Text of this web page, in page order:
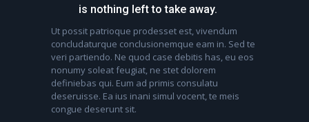
is nothing left to take away.
Ut possit patrioque prodesset est, vivendum
concludaturque conclusionemque eam in. Sed te
veri partiendo. Ne quod case debitis has, eu eos
nonumy soleat feugiat, ne stet dolorem
definiebas qui. Eum ad primis consulatu
deseruisse. Ea ius inani simul vocent, te meis
congue deserunt sit.